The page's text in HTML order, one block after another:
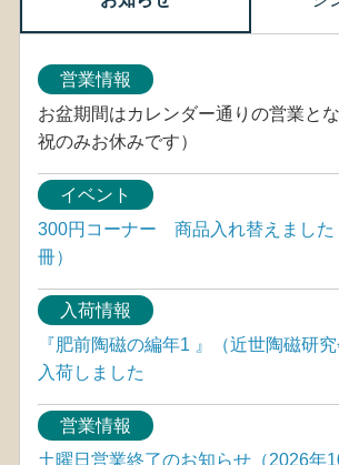
営業情報
お盆期間はカレンダー通りの営業と
祝のみお休みです）
イベント
300円コーナー 商品入れ替えました
冊）
入荷情報
『肥前陶磁の編年1 』（近世陶磁研
入荷しました
営業情報
土曜日営業終了のお知らせ（2026年